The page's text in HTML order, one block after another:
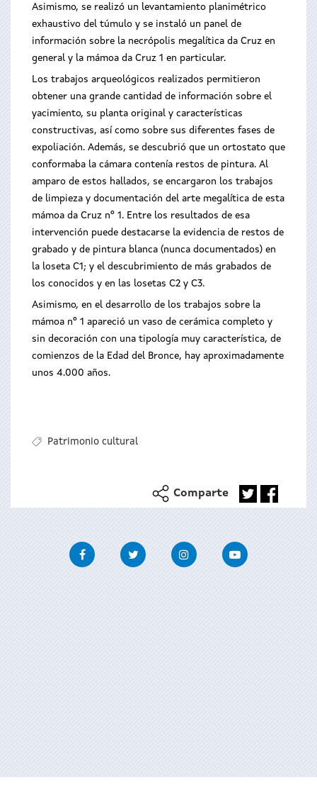
Asimismo, se realizó un levantamiento planimétrico
exhaustivo del túmulo y se instaló un panel de
información sobre la necrópolis megalítica da Cruz en
general y la mámoa da Cruz 1 en particular.
Los trabajos arqueológicos realizados permitieron
obtener una grande cantidad de información sobre el
yacimiento, su planta original y características
constructivas, así como sobre sus diferentes fases de
expoliación. Además, se descubrió que un ortostato que
conformaba la cámara contenía restos de pintura. Al
amparo de estos hallados, se encargaron los trabajos
de limpieza y documentación del arte megalítica de esta
mámoa da Cruz nº 1. Entre los resultados de esa
intervención puede destacarse la evidencia de restos de
grabado y de pintura blanca (nunca documentados) en
la loseta C1; y el descubrimiento de más grabados de
los conocidos y en las losetas C2 y C3.
Asimismo, en el desarrollo de los trabajos sobre la
mámoa nº 1 apareció un vaso de cerámica completo y
sin decoración con una tipología muy característica, de
comienzos de la Edad del Bronce, hay aproximadamente
unos 4.000 años.
Patrimonio cultural
Comparte
FacebookTwitter InstagramYoutube